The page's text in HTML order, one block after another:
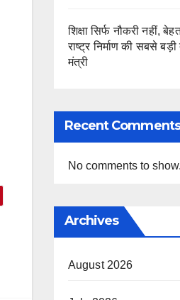
शिक्षा सिर्फ नौकरी नहीं,
राष्ट्र निर्माण की सबसे बड़ी
मंत्री
Recent Comments
No comments to show.
Archives
August 2026